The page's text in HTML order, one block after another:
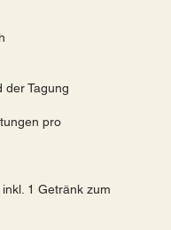
der Tagung
pro
1 Getränk zum